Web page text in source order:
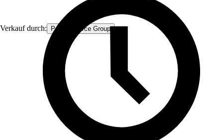
Verkauf durch: Procommerce Group